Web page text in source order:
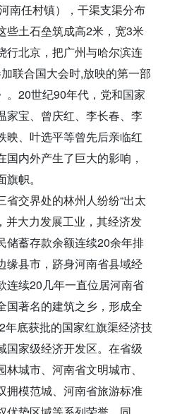
南任村镇），干渠支渠分布
些土石垒筑成高2米，宽3米
行北京，把广州与哈尔滨连
联合国大会时,放映的第一部
。20世纪90年代，党和国家
家宝、曾庆红、李长春、李
映、叶选平等曾先后亲临红
内外产生了巨大的影响，
帜。
交界处的林州人纷纷“出太
并大力发展工业，其经济发
储蓄存款余额连续20余年排
缘县市，跻身河南省县域经
连续20几年一直位居河南省
国著名的建筑之乡，形成全
年底获批的国家红旗渠经济技
国家级经济开发区。在省级
城市、河南省文明城市、
拥模范城、河南省旅游标准